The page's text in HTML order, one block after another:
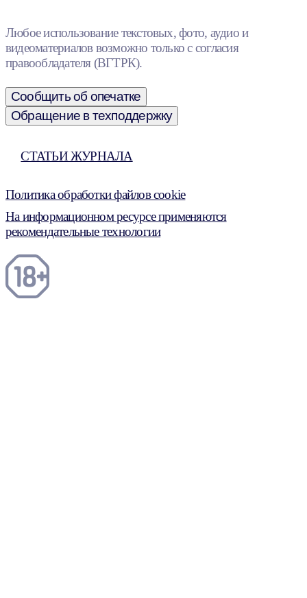
Любое использование текстовых, фото, аудио и
видеоматериалов возможно только с согласия
правообладателя (ВГТРК).
Сообщить об опечатке
Обращение в техподдержку
СТАТЬИ ЖУРНАЛА
Политика обработки файлов cookie
На информационном ресурсе применяются
рекомендательные технологии